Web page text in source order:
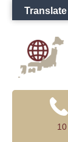
Translate